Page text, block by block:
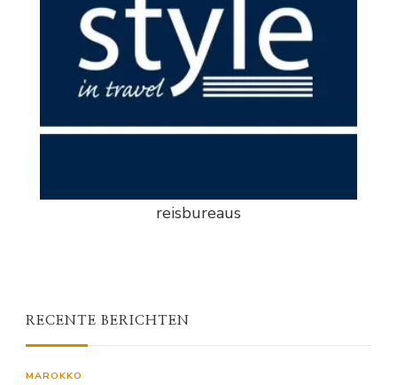
reisbureaus
RECENTE BERICHTEN
MAROKKO